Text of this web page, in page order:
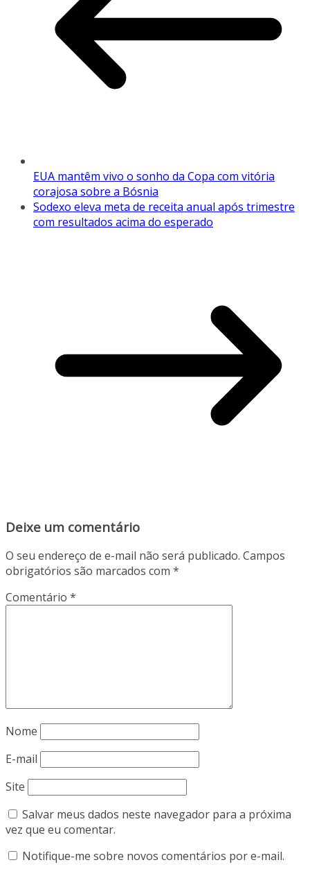
EUA mantêm vivo o sonho da Copa com vitória
corajosa sobre a Bósnia
Sodexo eleva meta de receita anual após trimestre
com resultados acima do esperado
Deixe um comentário
O seu endereço de e-mail não será publicado. Campos
obrigatórios são marcados com *
Comentário *
Nome
E-mail
Site
Salvar meus dados neste navegador para a próxima
vez que eu comentar.
Notifique-me sobre novos comentários por e-mail.